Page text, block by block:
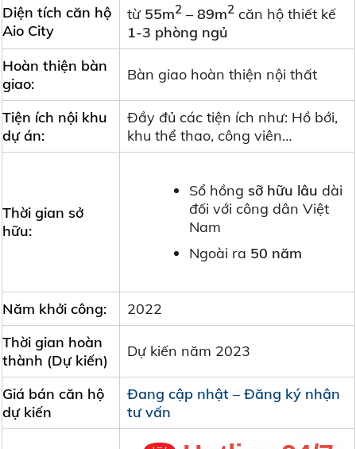
Diện tích căn hộ
Aio City
từ 55m2 – 89m2 căn hộ thiết kế
1-3 phòng ngủ
Hoàn thiện bàn
giao:
Bàn giao hoàn thiện nội thất
Tiện ích nội khu
dự án:
Đầy đủ các tiện ích như: Hồ bới,
khu thể thao, công viên…
Thời gian sở
hữu:
Sổ hồng sỡ hữu lâu dài
đối với công dân Việt
Nam
Ngoài ra 50 năm
Năm khởi công:
2022
Thời gian hoàn
thành (Dự kiến)
Dự kiến năm 2023
Giá bán căn hộ
dự kiến
Đang cập nhật – Đăng ký nhận
tư vấn